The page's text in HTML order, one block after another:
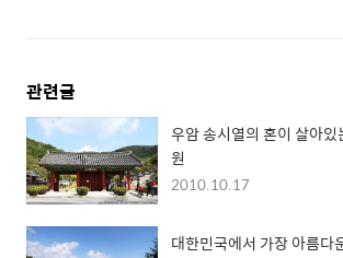
관련글
우암 송시열의 혼이 살아
원
2010.10.17
대한민국에서 가장 아름다